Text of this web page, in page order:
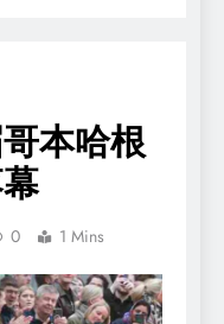
本哈根
0 1 Mins